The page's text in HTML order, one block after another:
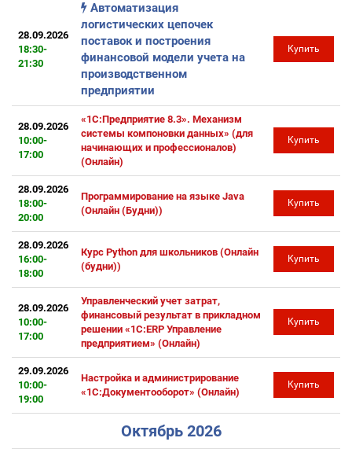
28.09.2026
18:30-
21:30
Автоматизация
логистических цепочек
поставок и построения
финансовой модели учета на
производственном
предприятии
Купить
28.09.2026
10:00-
17:00
«1С:Предприятие 8.3». Механизм
системы компоновки данных» (для
начинающих и профессионалов)
(Онлайн)
Купить
28.09.2026
18:00-
20:00
Программирование на языке Java
(Онлайн (Будни))
Купить
28.09.2026
16:00-
18:00
Курс Python для школьников (Онлайн
(будни))
Купить
28.09.2026
10:00-
17:00
Управленческий учет затрат,
финансовый результат в прикладном
решении «1С:ERP Управление
предприятием» (Онлайн)
Купить
29.09.2026
10:00-
19:00
Настройка и администрирование
«1С:Документооборот» (Онлайн)
Купить
Октябрь 2026